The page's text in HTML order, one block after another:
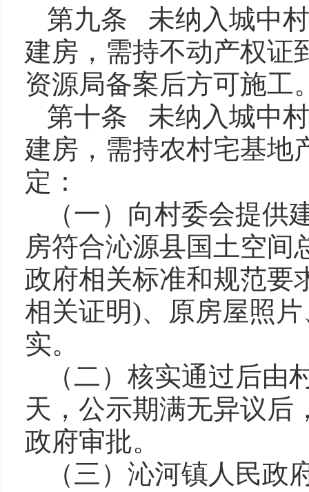
第九条 未纳入城中
建房，需持不动产权证
资源局备案后方可施工
第十条 未纳入城中
建房，需持农村宅基地
定：
（一）向村委会提
房符合沁源县国土空间
政府相关标准和规范要
相关证明)、原房屋照
实。
（二）核实通过后
天，公示期满无异议后
政府审批。
（三）沁河镇人民